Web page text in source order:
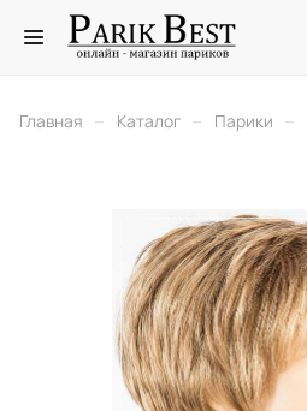
Главная – Каталог – Парики –